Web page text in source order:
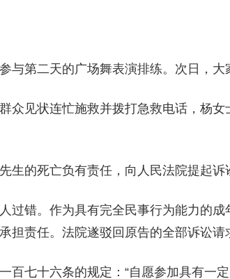
与第二天的广场舞表演排练。次日，大
见状连忙施救并拨打急救电话，杨女
的死亡负有责任，向人民法院提起诉
错。作为具有完全民事行为能力的成
责任。法院遂驳回原告的全部诉讼请
七十六条的规定：“自愿参加具有一